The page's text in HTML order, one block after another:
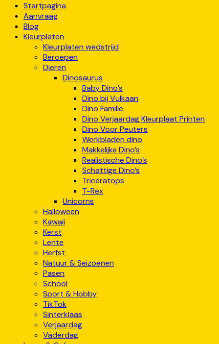
Startpagina
Aanvraag
Blog
Kleurplaten
Kleurplaten wedstrijd
Beroepen
Dieren
Dinosaurus
Baby Dino’s
Dino bij Vulkaan
Dino Familie
Dino Verjaardag Kleurplaat Printen
Dino Voor Peuters
Werkbladen dino
Makkelijke Dino’s
Realistische Dino’s
Schattige Dino’s
Triceratops
T-Rex
Unicorns
Halloween
Kawaii
Kerst
Lente
Herfst
Natuur & Seizoenen
Pasen
School
Sport & Hobby
TikTok
Sinterklaas
Verjaardag
Vaderdag